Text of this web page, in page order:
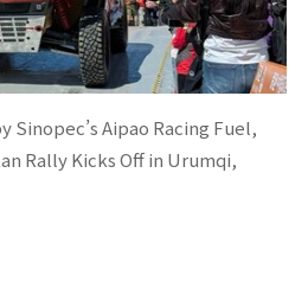
Sinopec’s Aipao Racing Fuel,
Rally Kicks Off in Urumqi,